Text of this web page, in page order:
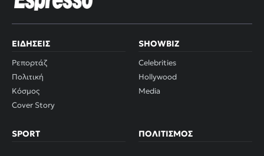
ΕΙΔΉΣΕΙΣ
Ρεπορτάζ
Πολιτική
Κόσμος
Cover Story
SHOWBIZ
Celebrities
Hollywood
Media
SPORT ΠΟΛΙΤΙΣΜΌΣ